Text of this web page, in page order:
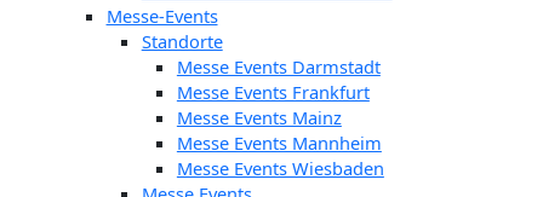
Messe-Events
Standorte
Messe Events Darmstadt
Messe Events Frankfurt
Messe Events Mainz
Messe Events Mannheim
Messe Events Wiesbaden